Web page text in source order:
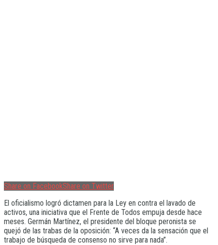
Share on FacebookShare on Twitter
El oficialismo logró dictamen para la Ley en contra el lavado de
activos, una iniciativa que el Frente de Todos empuja desde hace
meses. Germán Martínez, el presidente del bloque peronista se
quejó de las trabas de la oposición: “A veces da la sensación que el
trabajo de búsqueda de consenso no sirve para nada”.